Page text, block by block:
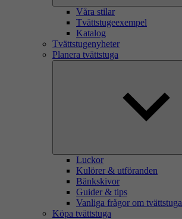
Våra stilar
Tvättstugeexempel
Katalog
Tvättstugenyheter
Planera tvättstuga
Luckor
Kulörer & utföranden
Bänkskivor
Guider & tips
Vanliga frågor om tvättstuga
Köpa tvättstuga